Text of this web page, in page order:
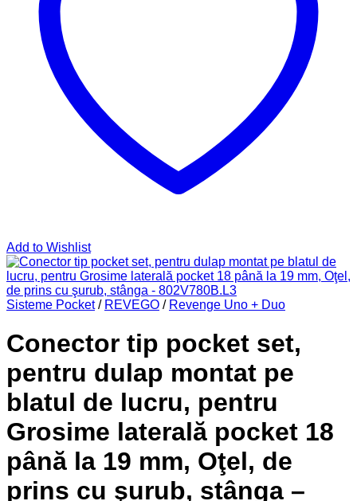
Add to Wishlist
Sisteme Pocket / REVEGO / Revenge Uno + Duo
Conector tip pocket set,
pentru dulap montat pe
blatul de lucru, pentru
Grosime laterală pocket 18
până la 19 mm, Oţel, de
prins cu şurub, stânga –